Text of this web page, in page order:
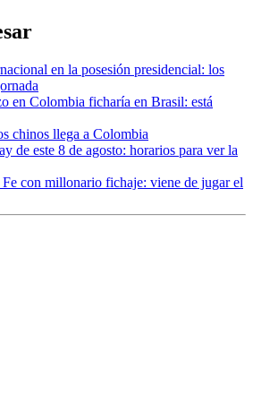
en la posesión presidencial: los
en Colombia ficharía en Brasil: está
chinos llega a Colombia
de este 8 de agosto: horarios para ver la
con millonario fichaje: viene de jugar el